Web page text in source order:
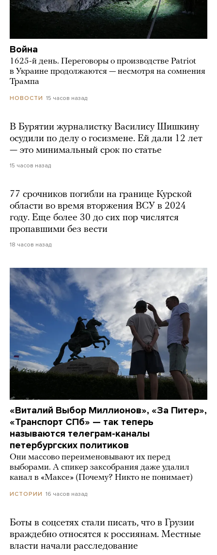
Война
1625-й день. Переговоры о производстве Patriot
в Украине продолжаются — несмотря на сомнения
Трампа
НОВОСТИ 15 часов назад
В Бурятии журналистку Василису Шишкину
осудили по делу о госизмене. Ей дали 12 лет
— это минимальный срок по статье
15 часов назад
77 срочников погибли на границе Курской
области во время вторжения ВСУ в 2024
году. Еще более 30 до сих пор числятся
пропавшими без вести
18 часов назад
«Виталий Выбор Миллионов», «За Питер»,
«Транспорт СПб» — так теперь
называются телеграм-каналы
петербургских политиков
Они массово переименовывают их перед
выборами. А спикер заксобрания даже удалил
канал в «Максе» (Почему? Никто не понимает)
ИСТОРИИ 16 часов назад
Боты в соцсетях стали писать, что в Грузии
враждебно относятся к россиянам. Местные
власти начали расследование